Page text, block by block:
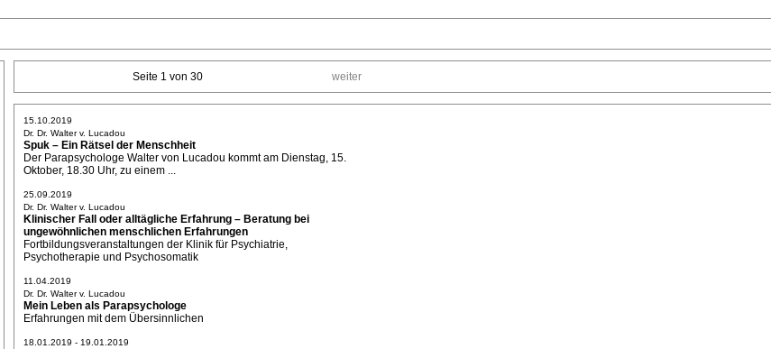
Seite 1 von 30 weiter
15.10.2019
Dr. Dr. Walter v. Lucadou
Spuk – Ein Rätsel der Menschheit
Der Parapsychologe Walter von Lucadou kommt am Dienstag, 15.
Oktober, 18.30 Uhr, zu einem ...
25.09.2019
Dr. Dr. Walter v. Lucadou
Klinischer Fall oder alltägliche Erfahrung – Beratung bei
ungewöhnlichen menschlichen Erfahrungen
Fortbildungsveranstaltungen der Klinik für Psychiatrie,
Psychotherapie und Psychosomatik
11.04.2019
Dr. Dr. Walter v. Lucadou
Mein Leben als Parapsychologe
Erfahrungen mit dem Übersinnlichen
18.01.2019 - 19.01.2019